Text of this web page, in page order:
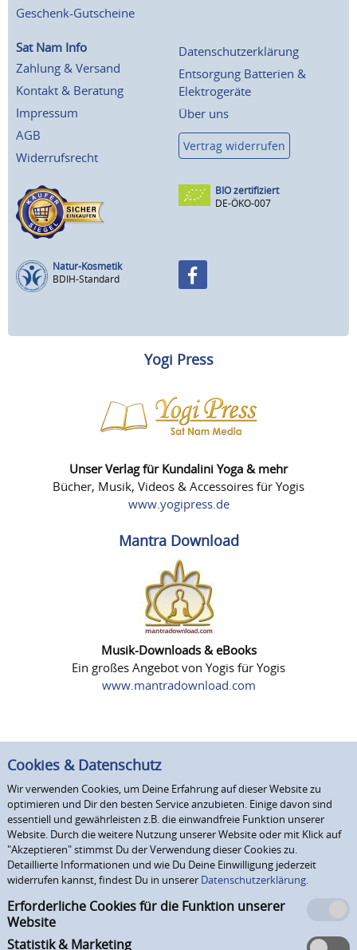
Geschenk-Gutscheine
Sat Nam Info
Zahlung & Versand
Kontakt & Beratung
Impressum
AGB
Widerrufsrecht
Datenschutzerklärung
Entsorgung Batterien &
Elektrogeräte
Über uns
Vertrag widerrufen
BIO zertifiziert
DE-ÖKO-007
Natur-Kosmetik
BDIH-Standard
Yogi Press
Unser Verlag für Kundalini Yoga & mehr
Bücher, Musik, Videos & Accessoires für Yogis
www.yogipress.de
Mantra Download
Musik-Downloads & eBooks
Ein großes Angebot von Yogis für Yogis
www.mantradownload.com
Cookies & Datenschutz
Wir verwenden Cookies, um Deine Erfahrung auf dieser Website zu
optimieren und Dir den besten Service anzubieten. Einige davon sind
essentiell und gewährleisten z.B. die einwandfreie Funktion unserer
Website. Durch die weitere Nutzung unserer Website oder mit Klick auf
"Akzeptieren" stimmst Du der Verwendung dieser Cookies zu.
Detaillierte Informationen und wie Du Deine Einwilligung jederzeit
widerrufen kannst, findest Du in unserer Datenschutzerklärung.
Erforderliche Cookies für die Funktion unserer
Website
Statistik & Marketing